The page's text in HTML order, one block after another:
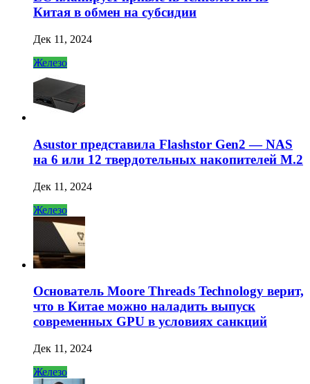
Китая в обмен на субсидии
Дек 11, 2024
Железо
Asustor представила Flashstor Gen2 — NAS
на 6 или 12 твердотельных накопителей M.2
Дек 11, 2024
Железо
Основатель Moore Threads Technology верит,
что в Китае можно наладить выпуск
современных GPU в условиях санкций
Дек 11, 2024
Железо